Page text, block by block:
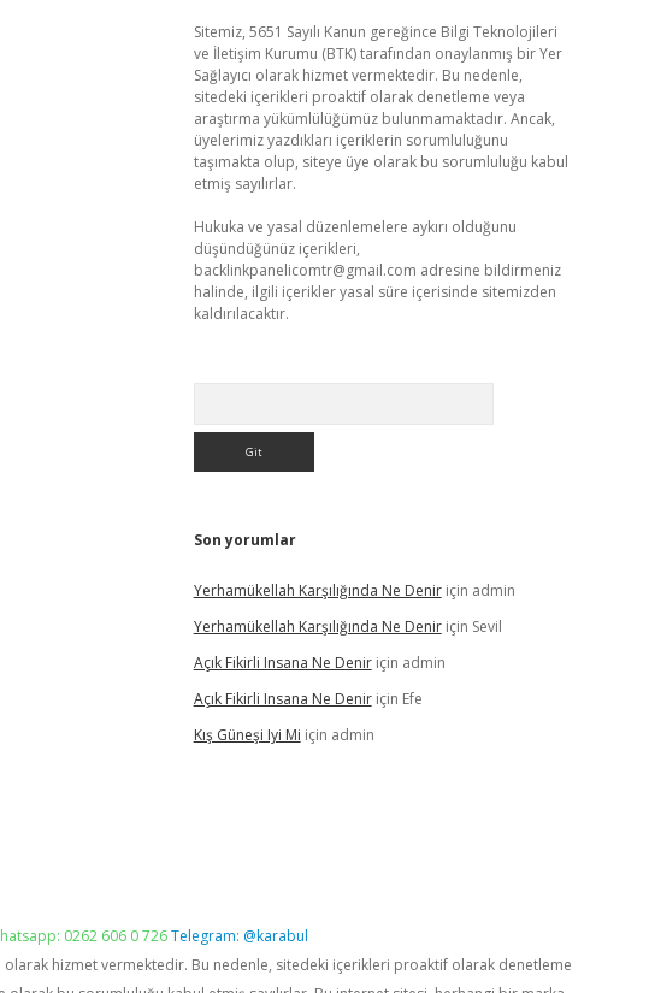
Sitemiz, 5651 Sayılı Kanun gereğince Bilgi Teknolojileri
ve İletişim Kurumu (BTK) tarafından onaylanmış bir Yer
Sağlayıcı olarak hizmet vermektedir. Bu nedenle,
sitedeki içerikleri proaktif olarak denetleme veya
araştırma yükümlülüğümüz bulunmamaktadır. Ancak,
üyelerimiz yazdıkları içeriklerin sorumluluğunu
taşımakta olup, siteye üye olarak bu sorumluluğu kabul
etmiş sayılırlar.
Hukuka ve yasal düzenlemelere aykırı olduğunu
düşündüğünüz içerikleri,
backlinkpanelicomtr@gmail.com adresine bildirmeniz
halinde, ilgili içerikler yasal süre içerisinde sitemizden
kaldırılacaktır.
Son yorumlar
Yerhamükellah Karşılığında Ne Deniriçin admin
Yerhamükellah Karşılığında Ne Deniriçin Sevil
Açık Fikirli Insana Ne Deniriçin admin
Açık Fikirli Insana Ne Deniriçin Efe
Kış Güneşi Iyi Mi için admin
0262 606 0 726Telegram: @karabul
olarak hizmet vermektedir. Bu nedenle, sitedeki içerikleri proaktif olarak denetleme